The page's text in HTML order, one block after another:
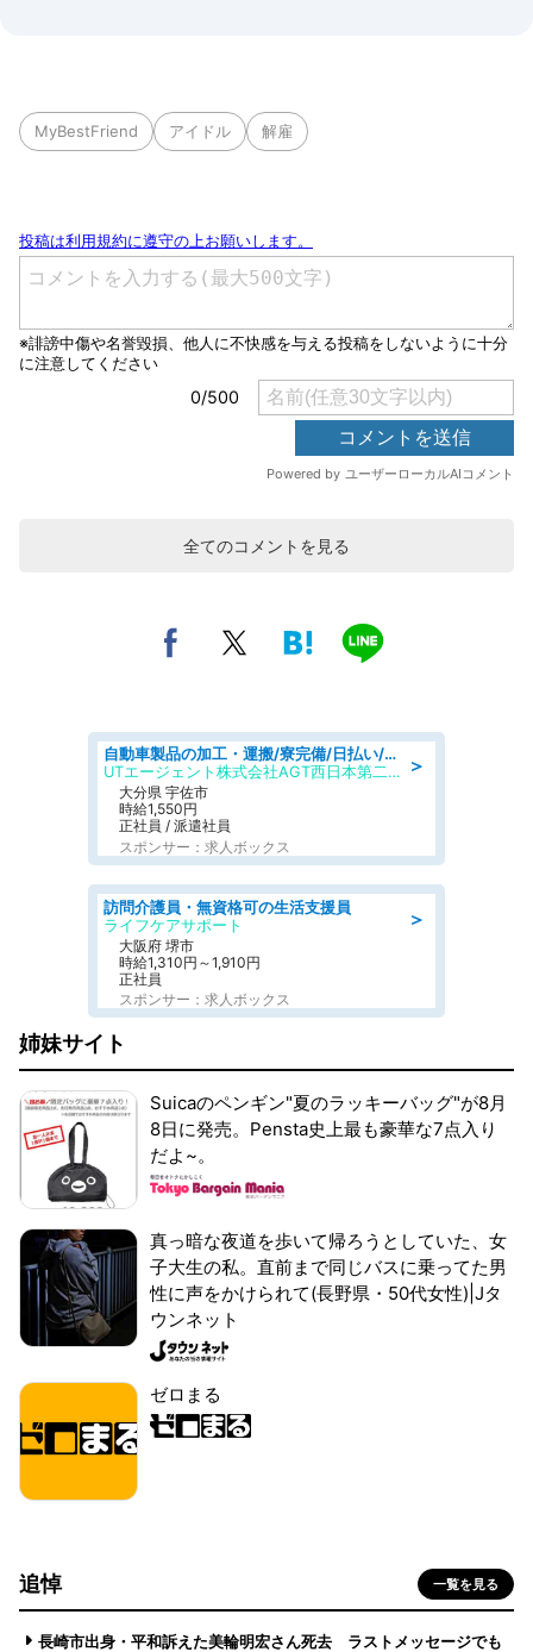
MyBestFriend アイドル 解雇
全てのコメントを見る
＞
自動車製品の加工・運搬/寮完備/日払い/工場・製造
UTエージェント株式会社AGT西日本第二CU
大分県 宇佐市
時給1,550円
正社員 / 派遣社員
スポンサー：求人ボックス
＞
訪問介護員・無資格可の生活支援員
ライフケアサポート
大阪府 堺市
時給1,310円～1,910円
正社員
スポンサー：求人ボックス
姉妹サイト
Suicaのペンギン"夏のラッキーバッグ"が8月
8日に発売。Pensta史上最も豪華な7点入り
だよ~。
真っ暗な夜道を歩いて帰ろうとしていた、女
子大生の私。直前まで同じバスに乗ってた男
性に声をかけられて(長野県・50代女性)|Jタ
ウンネット
ゼロまる
追悼 一覧を見る
長崎市出身・平和訴えた美輪明宏さん死去 ラストメッセージでも